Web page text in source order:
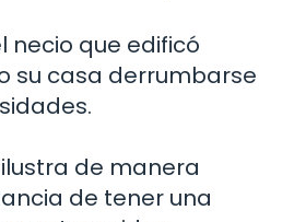
necio que edificó
su casa derrumbarse
de manera
de tener una